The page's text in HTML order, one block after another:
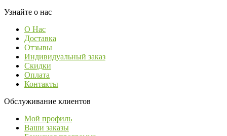
Узнайте о нас
О Нас
Доставка
Отзывы
Индивидуальный заказ
Скидки
Оплата
Контакты
Обслуживание клиентов
Мой профиль
Ваши заказы